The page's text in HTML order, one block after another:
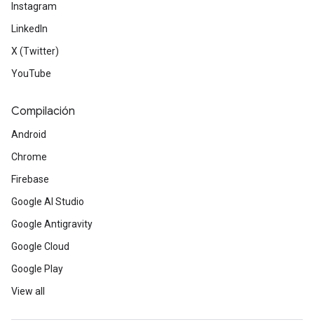
Instagram
LinkedIn
X (Twitter)
YouTube
Compilación
Android
Chrome
Firebase
Google AI Studio
Google Antigravity
Google Cloud
Google Play
View all